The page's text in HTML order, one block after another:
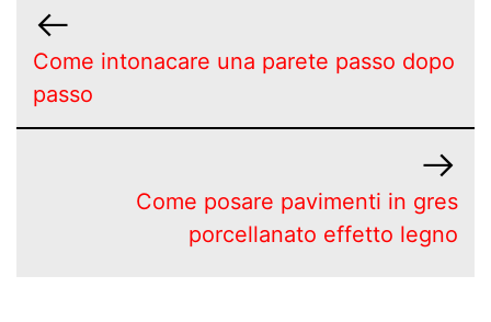
Come intonacare una parete passo dopo
passo
Come posare pavimenti in gres
porcellanato effetto legno